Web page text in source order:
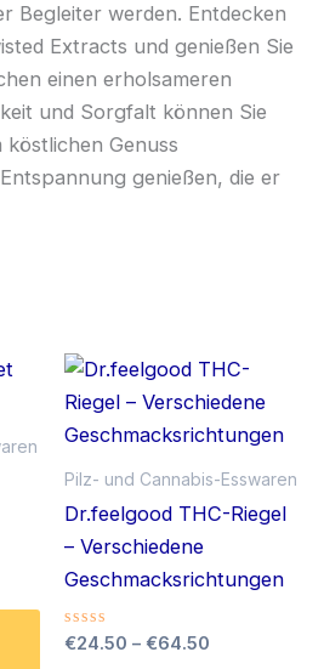
Begleiter werden. Entdecken
Extracts und genießen Sie
einen erholsameren
und Sorgfalt können Sie
köstlichen Genuss
genießen, die er
Pilz- und Cannabis-Esswaren
Dr.feelgood THC-Riegel
– Verschiedene
Geschmacksrichtungen
Bewertet
€24.50 – €64.50